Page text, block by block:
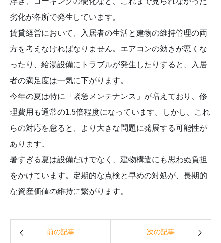
劣化が各所で発生しています。
賃貸経営において、入居者の生活と建物の維持管理の両
方を考えなければなりません。エアコンの効きが悪くな
ったり、給湯設備にトラブルが発生したりすると、入居
者の満足度は一気に下がります。
今年の夏は特に「緊急メンテナンス」が増えており、修
理費用も通常の1.5倍程度になっています。しかし、これ
らの対応を怠ると、より大きな問題に発展する可能性が
あります。
暑すぎる夏は設備だけでなく、建物構造にも思わぬ負担
をかけています。定期的な点検と早めの対処が、長期的
な資産価値の維持に繋がります。
前の記事 次の記事